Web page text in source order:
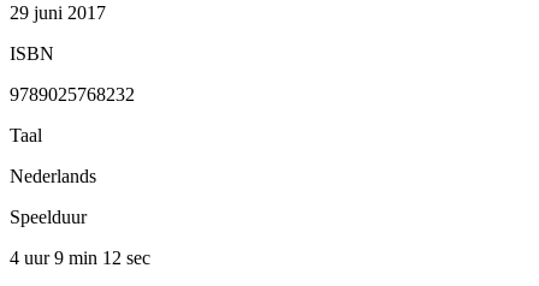
29 juni 2017
ISBN
9789025768232
Taal
Nederlands
Speelduur
4 uur 9 min 12 sec